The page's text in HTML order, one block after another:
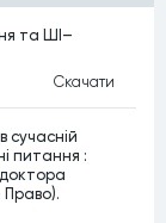
та ШІ–
Скачати
сучасній
питання :
Право).